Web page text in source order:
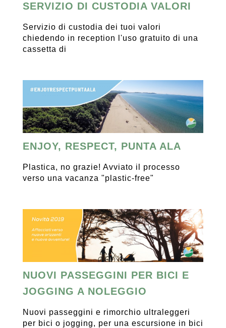
SERVIZIO DI CUSTODIA VALORI
Servizio di custodia dei tuoi valori
chiedendo in reception l'uso gratuito di una
cassetta di
ENJOY, RESPECT, PUNTA ALA
Plastica, no grazie! Avviato il processo
verso una vacanza "plastic-free"
NUOVI PASSEGGINI PER BICI E
JOGGING A NOLEGGIO
Nuovi passeggini e rimorchio ultraleggeri
per bici o jogging, per una escursione in bici